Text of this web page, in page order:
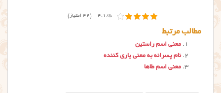
4.1/5 - (42 امتیاز)
مطالب مرتبط
معنی اسم راستین
نام پسرانه به معنی یاری کننده
معنی اسم طاها